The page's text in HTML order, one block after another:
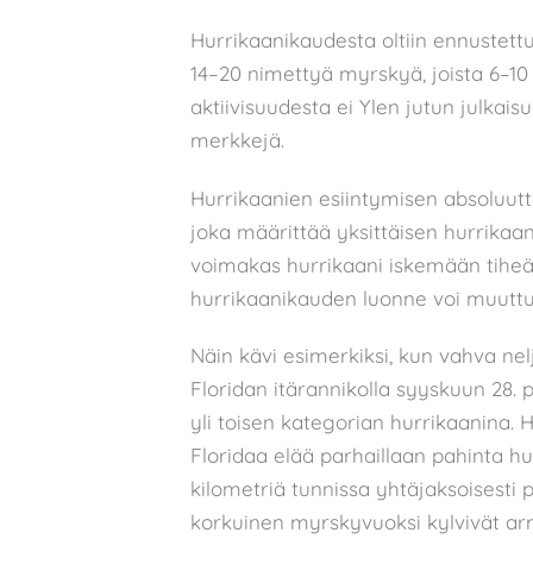
Hurrikaanikaudesta oltiin
14–20 nimettyä myrskyä, joista
aktiivisuudesta ei Ylen jutun
merkkejä.
Hurrikaanien esiintymisen
joka määrittää yksittäisen
voimakas hurrikaani iskemään
hurrikaanikauden luonne voi
Näin kävi esimerkiksi, kun vahva
Floridan itärannikolla syyskuun 28.
yli toisen kategorian hurrikaanina.
Floridaa elää parhaillaan pahinta
kilometriä tunnissa yhtäjaksoisesti
korkuinen myrskyvuoksi kylvivät